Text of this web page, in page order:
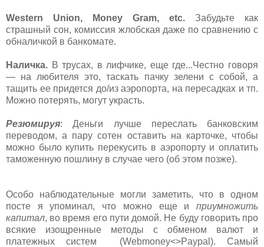
Western Union, Money Gram, etc. Забудьте как
страшный сон, комиссия жлобская даже по сравнению с
обналичкой в банкомате.
Наличка. В трусах, в лифчике, еще где...Честно говоря
— на любителя это, таскать пачку зелени с собой, а
тащить ее придется до/из аэропорта, на пересадках и тп.
Можно потерять, могут украсть.
Резюмируя: Деньги лучше переслать банковским
переводом, а пару сотен оставить на карточке, чтобы
можно было купить перекусить в аэропорту и оплатить
таможенную пошлину в случае чего (об этом позже).
Особо наблюдательные могли заметить, что в одном
посте я упоминал, что можно еще и приумножить
капитал, во время его пути домой. Не буду говорить про
всякие изощренные методы с обменом валют и
платежных систем (Webmoney<>Paypal). Самый